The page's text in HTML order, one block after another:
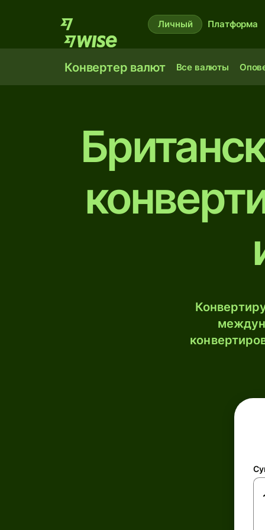
Личный Платформа
Конвертер валют Все валюты